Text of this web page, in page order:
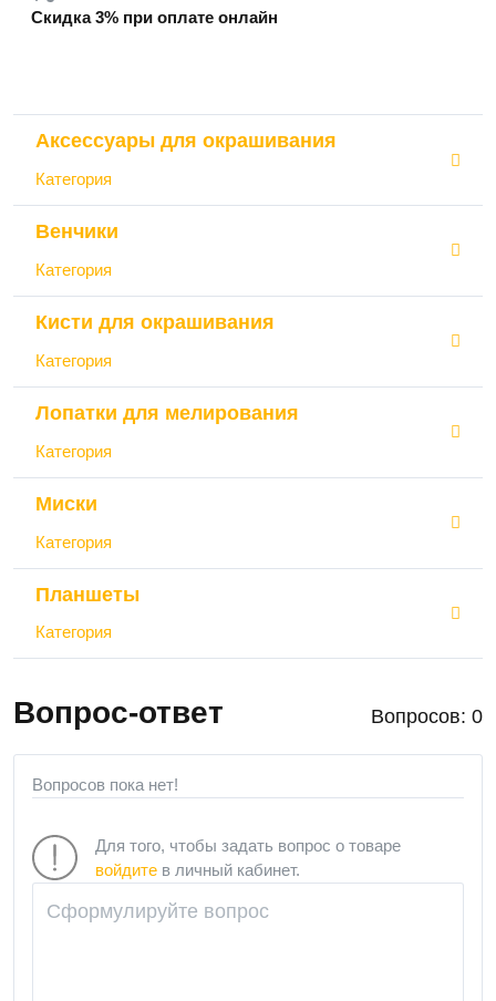
Скидка 3% при оплате онлайн
Аксессуары для окрашивания
Категория
Венчики
Категория
Кисти для окрашивания
Категория
Лопатки для мелирования
Категория
Миски
Категория
Планшеты
Категория
Вопрос-ответ Вопросов: 0
Вопросов пока нет!
Для того, чтобы задать вопрос о товаре
войдите в личный кабинет.